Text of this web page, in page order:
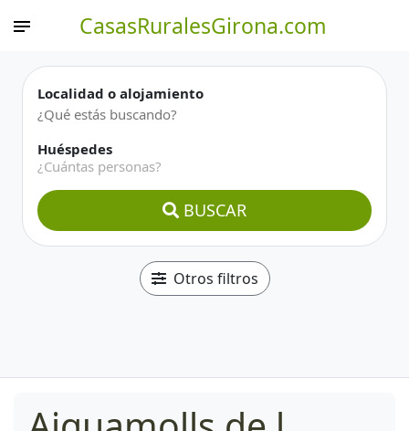
CasasRuralesGirona.com
Localidad o alojamiento
Huéspedes
¿Cuántas personas?
BUSCAR
Otros filtros